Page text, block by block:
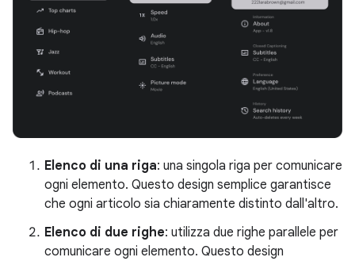
Elenco di una riga: una singola riga per comunicare
ogni elemento. Questo design semplice garantisce
che ogni articolo sia chiaramente distinto dall'altro.
Elenco di due righe: utilizza due righe parallele per
comunicare ogni elemento. Questo design